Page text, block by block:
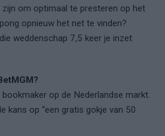
om optimaal te presteren op het
opnieuw het net te vinden?
weddenschap 7,5 keer je inzet
op de Nederlandse markt.
kans op “een gratis gokje van 50